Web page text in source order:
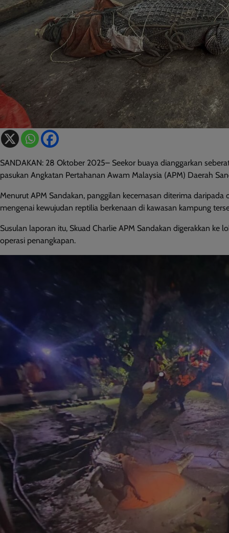
SANDAKAN: 28 Oktober 2025– Seekor buaya dianggarkan
pasukan Angkatan Pertahanan Awam Malaysia (APM) Daerah
Menurut APM Sandakan, panggilan kecemasan diterima
mengenai kewujudan reptilia berkenaan di kawasan kampung
Susulan laporan itu, Skuad Charlie APM Sandakan digerakkan
operasi penangkapan.